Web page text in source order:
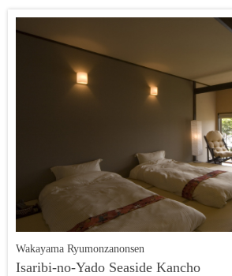
Wakayama Ryumonzanonsen
Isaribi-no-Yado Seaside Kancho